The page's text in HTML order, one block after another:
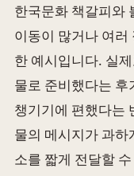
한국문화 책갈피와
이동이 많거나 여
한 예시입니다. 실
물로 준비했다는 후
챙기기에 편했다는
물의 메시지가 과하
소를 짧게 전달할